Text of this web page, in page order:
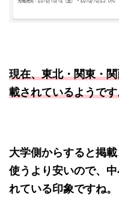
現在、東北・関東・
載されているようで
大学側からすると掲
使うより安いので、
れている印象ですね。